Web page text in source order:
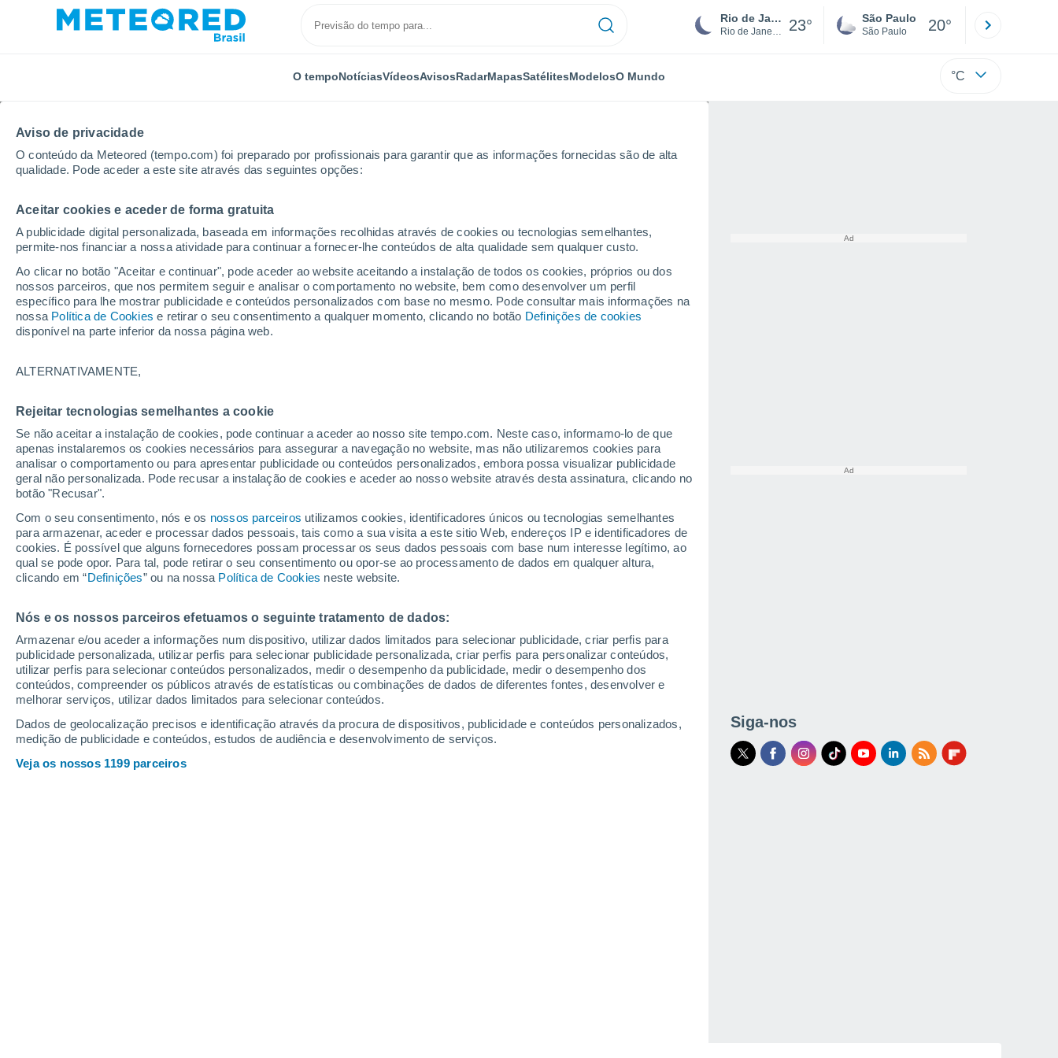
Aviso de privacidade
O conteúdo da Meteored (tempo.com) foi preparado por profissionais para garantir que as informações fornecidas são de alta
qualidade. Pode aceder a este site através das seguintes opções:
Aceitar cookies e aceder de forma gratuita
A publicidade digital personalizada, baseada em informações recolhidas através de cookies ou tecnologias semelhantes,
permite-nos financiar a nossa atividade para continuar a fornecer-lhe conteúdos de alta qualidade sem qualquer custo.
Ao clicar no botão "Aceitar e continuar", pode aceder ao website aceitando a instalação de todos os cookies, próprios ou dos
nossos parceiros, que nos permitem seguir e analisar o comportamento no website, bem como desenvolver um perfil
específico para lhe mostrar publicidade e conteúdos personalizados com base no mesmo. Pode consultar mais informações na
nossa Política de Cookies e retirar o seu consentimento a qualquer momento, clicando no botão Definições de cookies
disponível na parte inferior da nossa página web.
ALTERNATIVAMENTE,
Rejeitar tecnologias semelhantes a cookie
Se não aceitar a instalação de cookies, pode continuar a aceder ao nosso site tempo.com. Neste caso, informamo-lo de que
apenas instalaremos os cookies necessários para assegurar a navegação no website, mas não utilizaremos cookies para
analisar o comportamento ou para apresentar publicidade ou conteúdos personalizados, embora possa visualizar publicidade
geral não personalizada. Pode recusar a instalação de cookies e aceder ao nosso website através desta assinatura, clicando no
botão "Recusar".
Com o seu consentimento, nós e os nossos parceiros utilizamos cookies, identificadores únicos ou tecnologias semelhantes
para armazenar, aceder e processar dados pessoais, tais como a sua visita a este sitio Web, endereços IP e identificadores de
cookies. É possível que alguns fornecedores possam processar os seus dados pessoais com base num interesse legítimo, ao
qual se pode opor. Para tal, pode retirar o seu consentimento ou opor-se ao processamento de dados em qualquer altura,
clicando em “Definições” ou na nossa Política de Cookies neste website.
Nós e os nossos parceiros efetuamos o seguinte tratamento de dados:
Armazenar e/ou aceder a informações num dispositivo, utilizar dados limitados para selecionar publicidade, criar perfis para
publicidade personalizada, utilizar perfis para selecionar publicidade personalizada, criar perfis para personalizar conteúdos,
utilizar perfis para selecionar conteúdos personalizados, medir o desempenho da publicidade, medir o desempenho dos
conteúdos, compreender os públicos através de estatísticas ou combinações de dados de diferentes fontes, desenvolver e
melhorar serviços, utilizar dados limitados para selecionar conteúdos.
Dados de geolocalização precisos e identificação através da procura de dispositivos, publicidade e conteúdos personalizados,
medição de publicidade e conteúdos, estudos de audiência e desenvolvimento de serviços.
Veja os nossos 1199 parceiros
Rio de Janeiro
Rio de Janeiro 23° São Paulo
São Paulo 20°
O tempoNotíciasVídeosAvisosRadarMapasSatélitesModelosO Mundo °C
Início Portugal Distrito da Guarda
Previsão do tempo no Distrito da Guarda
Hoje, 6 agosto Todo o dia Símbolo
32°
14°
Aguiar da
Beira
Almeida
32°
15°
Celorico da
Rodrigo
32°
15°
Fornos de
30°
16°
29°
14°
Guarda
34°
15°
33°
30°
32°
35°
17°
Vila Nova de
Foz Côa
33°
15°
Siga-nos